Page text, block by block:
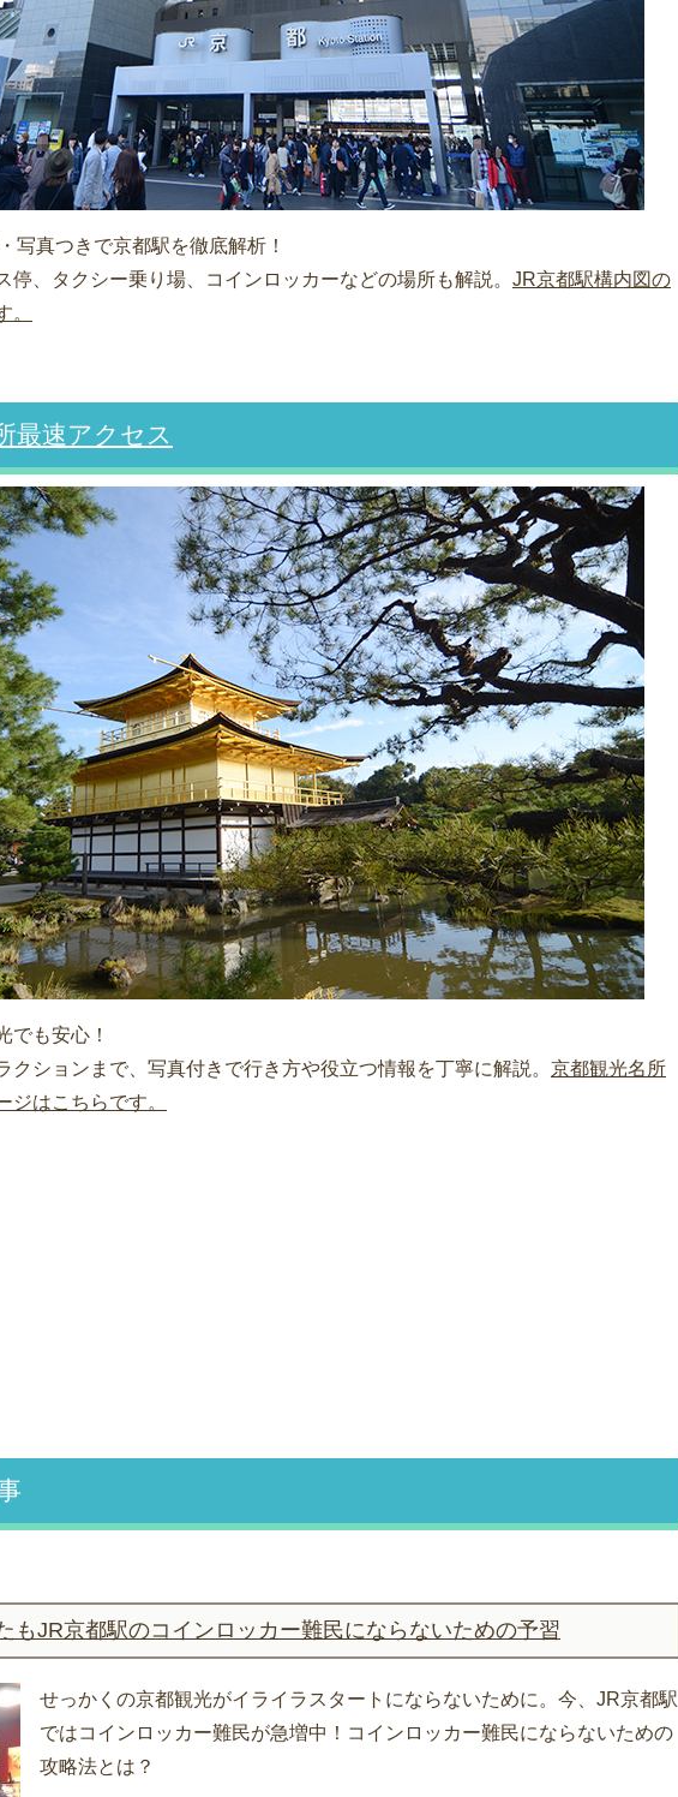
写真つきで京都駅を徹底解析！
停、タクシー乗り場、コインロッカーなどの場所も解説。 JR京都駅構内図の
。
最速アクセス
でも安心！
クションまで、写真付きで行き方や役立つ情報を丁寧に解説。 京都観光名所
ジはこちらです。
もJR京都駅のコインロッカー難民にならないための予習
せっかくの京都観光がイライラスタートにならないために。今、JR京都駅
ではコインロッカー難民が急増中！コインロッカー難民にならないための
攻略法とは？